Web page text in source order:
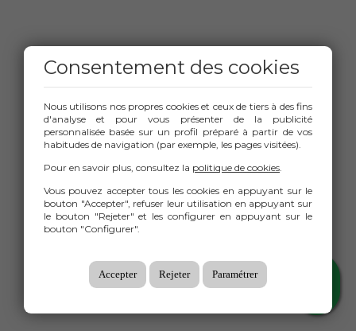
Consentement des cookies
Nous utilisons nos propres cookies et ceux de tiers à des fins
d'analyse et pour vous présenter de la publicité
personnalisée basée sur un profil préparé à partir de vos
habitudes de navigation (par exemple, les pages visitées).
Pour en savoir plus, consultez la politique de cookies.
Vous pouvez accepter tous les cookies en appuyant sur le
bouton "Accepter", refuser leur utilisation en appuyant sur
le bouton "Rejeter" et les configurer en appuyant sur le
bouton "Configurer".
Accepter Rejeter Paramétrer